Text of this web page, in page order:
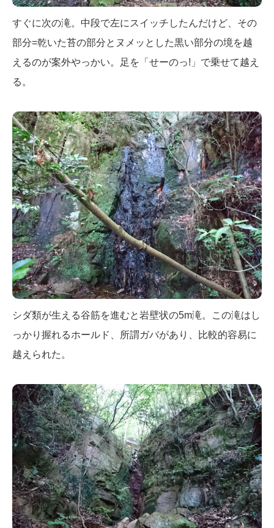
すぐに次の滝。中段で左にスイッチしたんだけど、その
部分=乾いた苔の部分とヌメッとした黒い部分の境を越
えるのが案外やっかい。足を「せーのっ!」で乗せて越え
る。
シダ類が生える谷筋を進むと岩壁状の5m滝。この滝はし
っかり握れるホールド、所謂ガバがあり、比較的容易に
越えられた。